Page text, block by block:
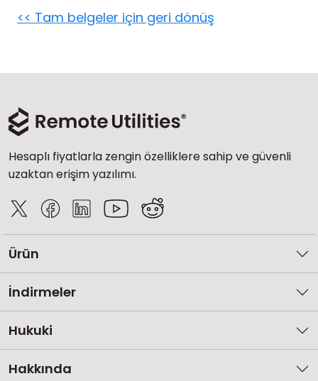
<< Tam belgeler için geri dönüş
Hesaplı fiyatlarla zengin özelliklere sahip ve güvenli
uzaktan erişim yazılımı.
Ürün
İndirmeler
Hukuki
Hakkında
Bulut ve Yerel